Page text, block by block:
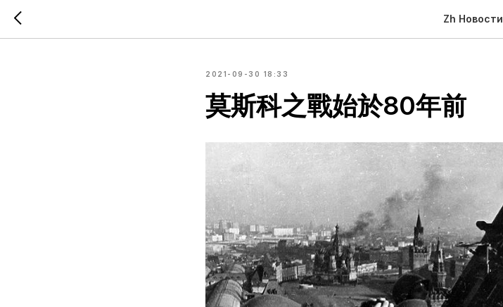
Zh Новости
2021-09-30 18:33
莫斯科之戰始於80年前